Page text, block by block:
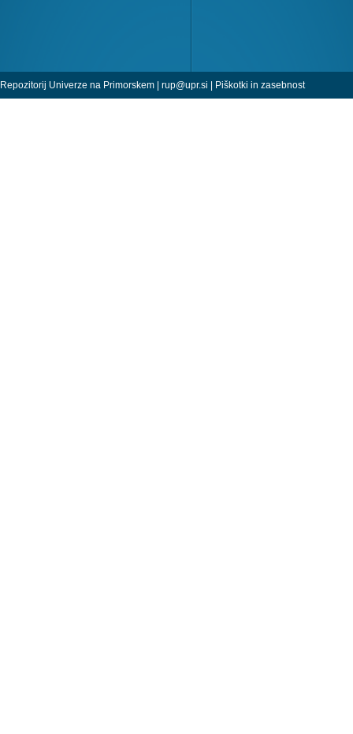
Repozitorij Univerze na Primorskem | rup@upr.si | Piškotki in zasebnost